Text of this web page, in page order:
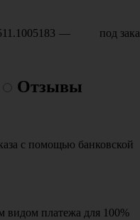
— под
Отзывы
с помощью банковской
видом платежа для 100%